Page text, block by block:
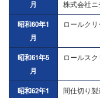
月
株式会社
昭和60年1
月
ロールク
昭和61年5
月
ロールス
昭和62年1
間仕切り